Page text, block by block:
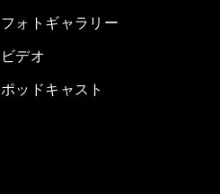
フォトギャラリー
ビデオ
ポッドキャスト